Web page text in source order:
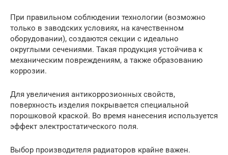
При правильном соблюдении технологии (возможно
только в заводских условиях, на качественном
оборудовании), создаются секции с идеально
округлыми сечениями. Такая продукция устойчива к
механическим повреждениям, а также образованию
коррозии.
Для увеличения антикоррозионных свойств,
поверхность изделия покрывается специальной
порошковой краской. Во время нанесения используется
эффект электростатического поля.
Выбор производителя радиаторов крайне важен.